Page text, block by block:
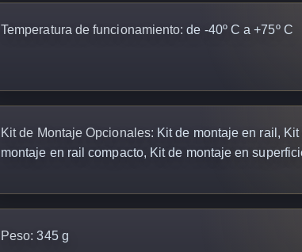
Temperatura de funcionamiento: de -40º C a +75º C
Kit de Montaje Opcionales: Kit de montaje en rail, Kit
montaje en rail compacto, Kit de montaje en
Peso: 345 g